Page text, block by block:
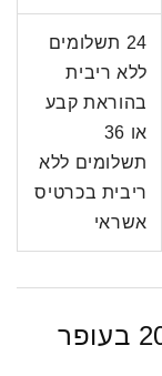
24 תשלומים
ללא ריבית
בהוראת קבע
או 36
תשלומים ללא
ריבית בכרטיס
אשראי
מבצע CF MOTO – יולי 2026 בעופר